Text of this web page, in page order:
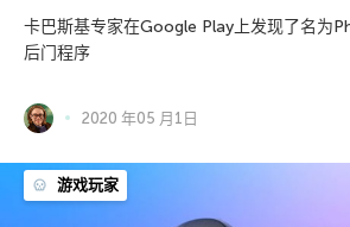
卡巴斯基专家在Google Play上发现了名为
后门程序
2020 年05 月1日
游戏玩家